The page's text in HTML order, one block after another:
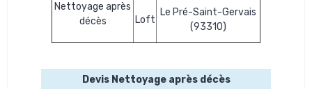
Nettoyage après
décès
Loft
Le Pré-Saint-Gervais
(93310)
Devis Nettoyage après décès